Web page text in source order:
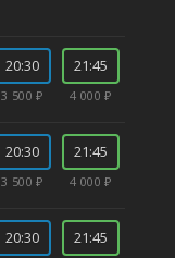
20:30
3 500 ₽
21:45
4 000 ₽
20:30
3 500 ₽
21:45
4 000 ₽
20:30 21:45